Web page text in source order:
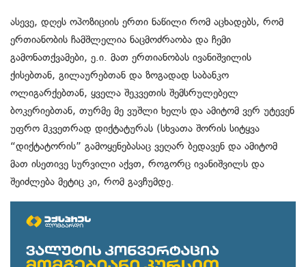
ასევე, დღეს ოპოზიციის ერთი ნაწილი რომ აცხადებს, რომ
ერთიანობის ჩამშლელია ნაცმოძრაობა და ჩემი
გამონათქვამები, ე.ი. მათ ერთიანობას ივანიშვილის
ქისებთან, გილაურებთან და ზოგადად საბანკო
ოლიგარქებთან, ყველა შეკვეთის შემსრულებელ
ბოკერიებთან, თურმე მე ვუშლი ხელს და ამიტომ ვერ უტევენ
უფრო მკვეთრად დიქტატურას (სხვათა შორის სიტყვა
“დიქტატორის” გამოყენებასაც ვეღარ ბედავენ და ამიტომ
მათ ისეთივე სურვილი აქვთ, როგორც ივანიშვილს და
შეიძლება მეტიც კი, რომ გავჩუმდე.